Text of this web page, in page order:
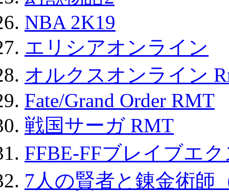
NBA 2K19
エリシアオンライン
オルクスオンライン
Fate/Grand Order RMT
戦国サーガ RMT
FFBE-FFブレイブエ
7人の賢者と錬金術師